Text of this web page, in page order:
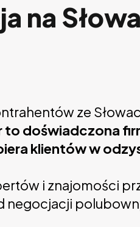
na
ze
to doświadczona
klientów w
i znajomości